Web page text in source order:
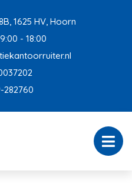
1625 HV, Hoorn
- 18:00
282760